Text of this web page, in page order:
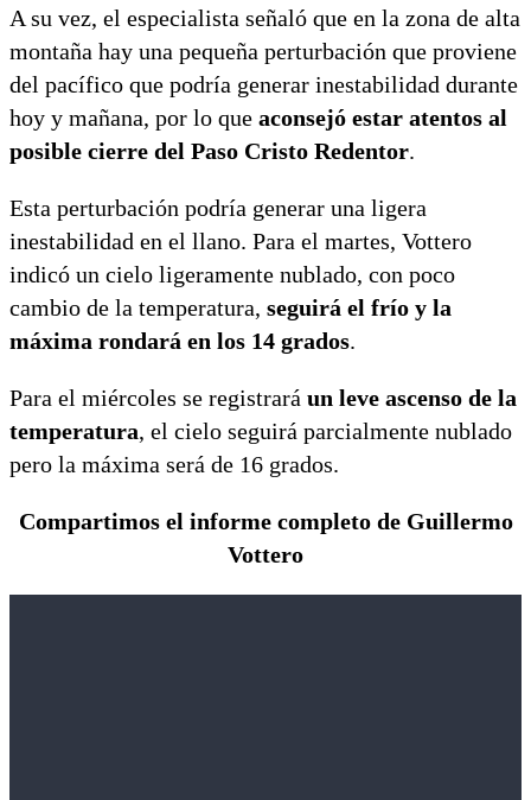
A su vez, el especialista señaló que en la zona de alta
montaña hay una pequeña perturbación que proviene
del pacífico que podría generar inestabilidad durante
hoy y mañana, por lo que aconsejó estar atentos al
posible cierre del Paso Cristo Redentor.
Esta perturbación podría generar una ligera
inestabilidad en el llano. Para el martes, Vottero
indicó un cielo ligeramente nublado, con poco
cambio de la temperatura, seguirá el frío y la
máxima rondará en los 14 grados.
Para el miércoles se registrará un leve ascenso de la
temperatura, el cielo seguirá parcialmente nublado
pero la máxima será de 16 grados.
Compartimos el informe completo de Guillermo
Vottero